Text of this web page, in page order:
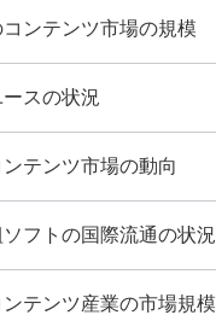
コンテンツ市場の規模
ースの状況
ンテンツ市場の動向
ソフトの国際流通の状況
テンツ産業の市場規模